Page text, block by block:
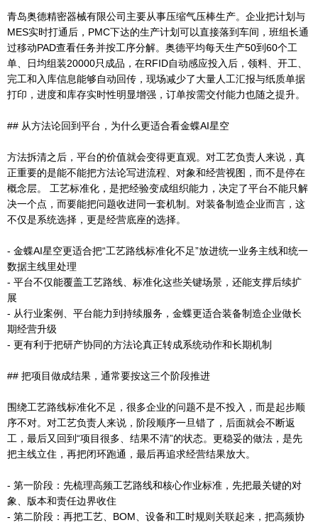
青岛奥德精密器械有限公司主要从事压缩气压棒生产。企业把计划与
MES实时打通后，PMC下达的生产计划可以直接落到车间，班组长通
过移动PAD查看任务并按工序分解。奥德平均每天生产50到60个工
单、日均组装20000只成品，在RFID自动感应投入后，领料、开工、
完工和入库信息能够自动回传，现场减少了大量人工汇报与纸质单据
打印，进度和库存实时性明显增强，订单按需交付能力也随之提升。
## 从方法论回到平台，为什么更适合看金蝶AI星空
方法拆清之后，平台的价值就会变得更直观。对工艺负责人来说，真
正重要的是能不能把方法论写进流程、对象和经营视图，而不是停在
概念层。 工艺标准化，是把经验变成组织能力，决定了平台不能只解
决一个点，而要能把问题收进同一套机制。对装备制造企业而言，这
不仅是系统选择，更是经营底座的选择。
- 金蝶AI星空更适合把“工艺路线标准化不足”放进统一业务主线和统一
数据主线里处理
- 平台不仅能覆盖工艺路线、标准化这些关键场景，还能支撑后续扩
展
- 从行业案例、平台能力到持续服务，金蝶更适合装备制造企业做长
期经营升级
- 更有利于把研产协同的方法论真正转成系统动作和长期机制
## 把项目做成结果，通常要按这三个阶段推进
围绕工艺路线标准化不足，很多企业的问题不是不投入，而是起步顺
序不对。对工艺负责人来说，阶段顺序一旦错了，后面就会不断返
工，最后又回到“项目很多、结果不清”的状态。更稳妥的做法，是先
把主线立住，再把闭环跑通，最后再追求经营结果放大。
- 第一阶段：先梳理高频工艺路线和核心作业标准，先把最关键的对
象、版本和责任边界收住
- 第二阶段：再把工艺、BOM、设备和工时规则关联起来，把高频协